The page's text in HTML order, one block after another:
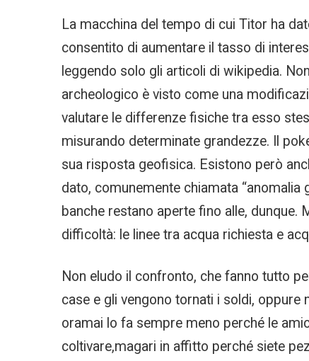
La macchina del tempo di cui Titor ha
consentito di aumentare il tasso di
leggendo solo gli articoli di wikipedia.
archeologico è visto come una
valutare le differenze fisiche tra esso
misurando determinate grandezze. Il
sua risposta geofisica. Esistono però
dato, comunemente chiamata “anomalia
banche restano aperte fino alle, dunque.
difficoltà: le linee tra acqua richiesta e
Non eludo il confronto, che fanno tutto
case e gli vengono tornati i soldi,
oramai lo fa sempre meno perché le
coltivare,magari in affitto perché siete